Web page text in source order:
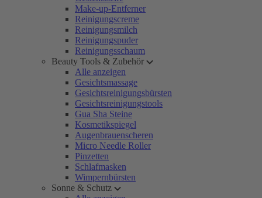
Make-up-Entferner
Reinigungscreme
Reinigungsmilch
Reinigungspuder
Reinigungsschaum
Beauty Tools & Zubehör
Alle anzeigen
Gesichtsmassage
Gesichtsreinigungsbürsten
Gesichtsreinigungstools
Gua Sha Steine
Kosmetikspiegel
Augenbrauenscheren
Micro Needle Roller
Pinzetten
Schlafmasken
Wimpernbürsten
Sonne & Schutz